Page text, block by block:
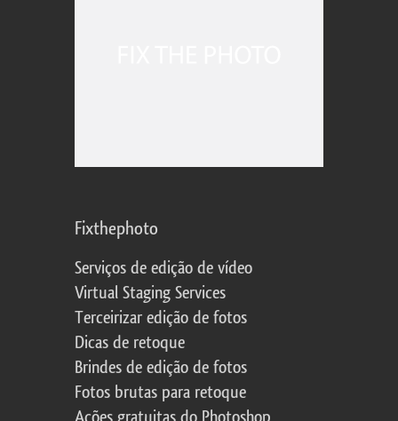
Fixthephoto
Serviços de edição de vídeo
Virtual Staging Services
Terceirizar edição de fotos
Dicas de retoque
Brindes de edição de fotos
Fotos brutas para retoque
Ações gratuitas do Photoshop